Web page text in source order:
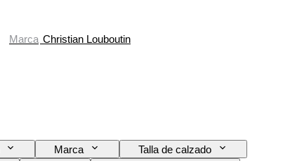
Marca Christian Louboutin
Marca
Talla de calzado